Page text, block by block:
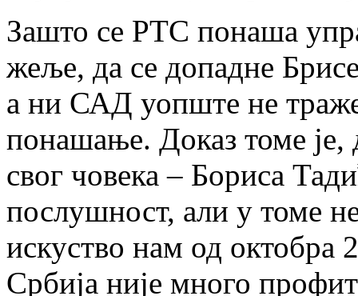
Зашто се РТС понаша
жеље, да се допадне
а ни САД уопште не
понашање. Доказ томе је,
свог човека – Бориса
послушност, али у томе
искуство нам од октобра
Србија није много